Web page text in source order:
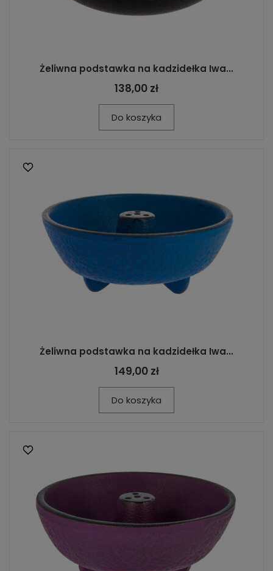
Żeliwna podstawka na kadzidełka Iwa...
138,00 zł
Do koszyka
Żeliwna podstawka na kadzidełka Iwa...
149,00 zł
Do koszyka